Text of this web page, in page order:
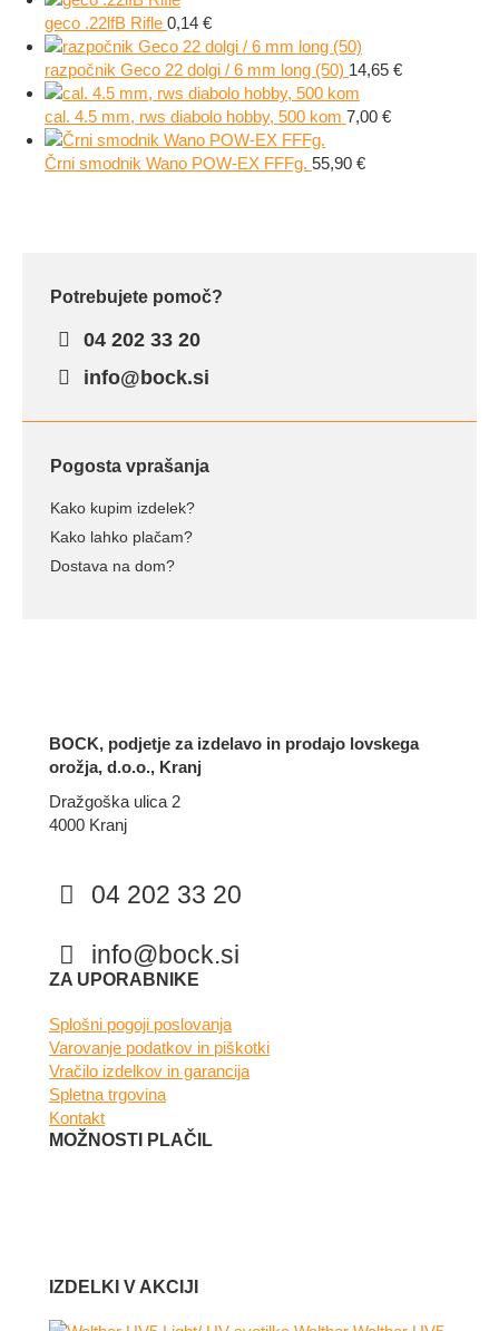
geco .22lfB Rifle 0,14 €
razpočnik Geco 22 dolgi / 6 mm long (50) 14,65 €
cal. 4.5 mm, rws diabolo hobby, 500 kom 7,00 €
Črni smodnik Wano POW-EX FFFg. 55,90 €
Potrebujete pomoč?
04 202 33 20
info@bock.si
Pogosta vprašanja
Kako kupim izdelek?
Kako lahko plačam?
Dostava na dom?
BOCK, podjetje za izdelavo in prodajo lovskega
orožja, d.o.o., Kranj
Dražgoška ulica 2
4000 Kranj
04 202 33 20
info@bock.si
Facebook
Instagram
ZA UPORABNIKE
Splošni pogoji poslovanja
Varovanje podatkov in piškotki
Vračilo izdelkov in garancija
Spletna trgovina
Kontakt
MOŽNOSTI PLAČIL
IZDELKI V AKCIJI